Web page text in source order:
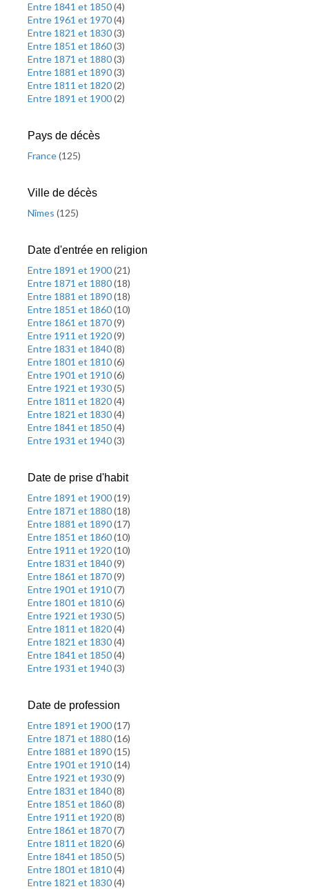
Entre 1841 et 1850(4)
Entre 1961 et 1970(4)
Entre 1821 et 1830(3)
Entre 1851 et 1860(3)
Entre 1871 et 1880(3)
Entre 1881 et 1890(3)
Entre 1811 et 1820(2)
Entre 1891 et 1900(2)
Pays de décès
France(125)
Ville de décès
Nîmes (125)
Date d'entrée en religion
Entre 1891 et 1900(21)
Entre 1871 et 1880(18)
Entre 1881 et 1890(18)
Entre 1851 et 1860(10)
Entre 1861 et 1870(9)
Entre 1911 et 1920(9)
Entre 1831 et 1840(8)
Entre 1801 et 1810(6)
Entre 1901 et 1910(6)
Entre 1921 et 1930(5)
Entre 1811 et 1820(4)
Entre 1821 et 1830(4)
Entre 1841 et 1850(4)
Entre 1931 et 1940(3)
Date de prise d'habit
Entre 1891 et 1900(19)
Entre 1871 et 1880(18)
Entre 1881 et 1890(17)
Entre 1851 et 1860(10)
Entre 1911 et 1920(10)
Entre 1831 et 1840(9)
Entre 1861 et 1870(9)
Entre 1901 et 1910(7)
Entre 1801 et 1810(6)
Entre 1921 et 1930(5)
Entre 1811 et 1820(4)
Entre 1821 et 1830(4)
Entre 1841 et 1850(4)
Entre 1931 et 1940(3)
Date de profession
Entre 1891 et 1900(17)
Entre 1871 et 1880(16)
Entre 1881 et 1890(15)
Entre 1901 et 1910(14)
Entre 1921 et 1930(9)
Entre 1831 et 1840(8)
Entre 1851 et 1860(8)
Entre 1911 et 1920(8)
Entre 1861 et 1870(7)
Entre 1811 et 1820(6)
Entre 1841 et 1850(5)
Entre 1801 et 1810(4)
Entre 1821 et 1830(4)